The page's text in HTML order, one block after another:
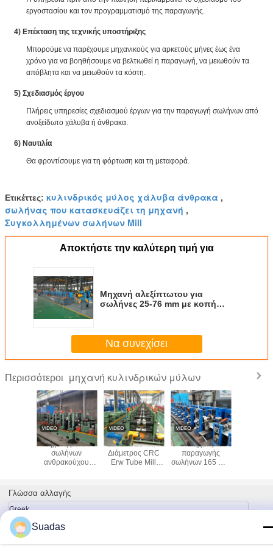
εργοστασίου και τον προγραμματισμό της παραγωγής.
4) Επέκταση της τεχνικής υποστήριξης
Μπορούμε να παρέχουμε μηχανικούς για αρκετούς μήνες έως ένα
χρόνο για να βοηθήσουμε να βελτιωθεί η παραγωγή, να μειωθούν τα
απόβλητα και να μειωθούν τα κόστη.
5) Σχεδιασμός έργου
Πλήρεις υπηρεσίες σχεδιασμού έργων για την παραγωγή σωλήνων από
ανοξείδωτο χάλυβα ή άνθρακα.
6) Ναυτιλία
Θα φροντίσουμε για τη φόρτωση και τη μεταφορά.
Ετικέττες: κυλινδρικός μύλος χάλυβα άνθρακα ,
σωλήνας που κατασκευάζει τη μηχανή ,
Συγκολλημένων σωλήνων Mill
Αποκτήστε την καλύτερη τιμή για
Μηχανή αλεξίπτωτου για
σωλήνες 25-76 mm με κοπή
Να συνεχίσει
Περισσότεροι μηχανή κυλινδρικών μύλων
Μηχανή μύλου
σωλήνων
ανθρακούχου
Στρογγυλός
σωλήνας
100mm-254mm
Διάμετρος CRC
Erw Tube Mill
Μηχανή
παραγωγής
σωλήνων 165 mm
πάχους
Γλώσσα αλλαγής
Greek
Suadas